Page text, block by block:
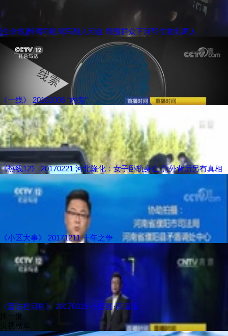
[生命线]醉驾司机驾车翻入河道 周围群众下河帮忙救出两人
《一线》 20181006 “内鬼”
《热线12》 20170221 河北隆化：女子卧轨身亡 意外背后另有真相
《小区大事》 20171211 十年之争
《普法栏目剧》 20170319 小团圆·高清版
换一批
央视榜单